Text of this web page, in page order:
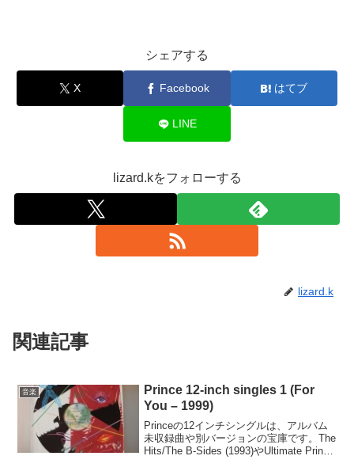
シェアする
X Facebook はてブ
LINE
lizard.kをフォローする
lizard.k
関連記事
音楽
Prince 12-inch singles 1 (For
You – 1999)
Princeの12インチシングルは、アルバム
未収録曲や別バージョンの宝庫です。The
Hits/The B-Sides (1993)やUltimate Prince